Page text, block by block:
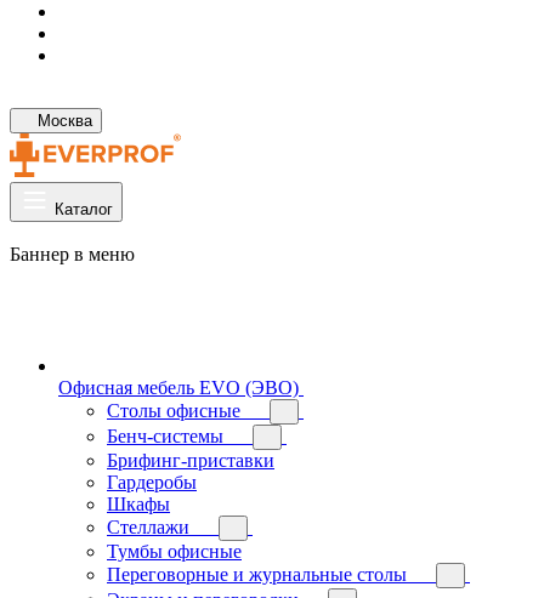
Москва
Каталог
Баннер в меню
Офисная мебель EVO (ЭВО)
Cтолы офисные
Бенч-системы
Брифинг-приставки
Гардеробы
Шкафы
Стеллажи
Тумбы офисные
Переговорные и журнальные столы